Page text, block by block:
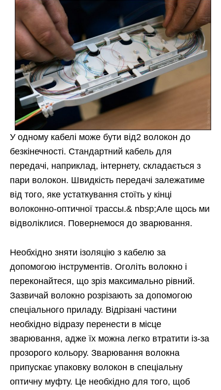
У одному кабелі може бути від2 волокон до
безкінечності. Стандартний кабель для
передачі, наприклад, інтернету, складається з
пари волокон. Швидкість передачі залежатиме
від того, яке устаткування стоїть у кінці
волоконно-оптичної трассы.& nbsp;Але щось ми
відволіклися. Повернемося до зварювання.
Необхідно зняти ізоляцію з кабелю за
допомогою інструментів. Оголіть волокно і
переконайтеся, що зріз максимально рівний.
Зазвичай волокно розрізають за допомогою
спеціального приладу. Відрізані частини
необхідно відразу перенести в місце
зварювання, адже їх можна легко втратити із-за
прозорого кольору. Зварювання волокна
припускає упаковку волокон в спеціальну
оптичну муфту. Це необхідно для того, щоб